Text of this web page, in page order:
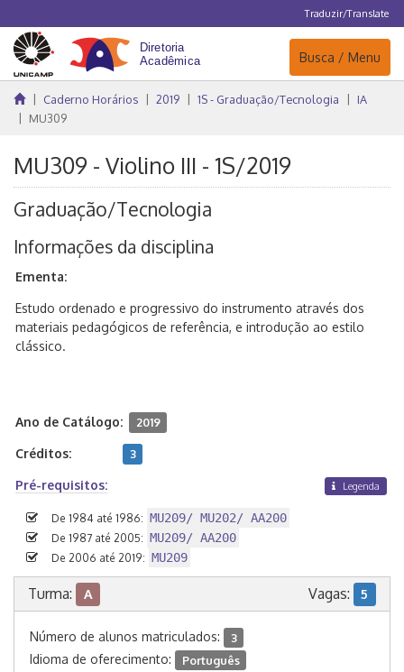
Traduzir/Translate
Navegação
Busca / Menu
Caderno Horários 2019 1S - Graduação/Tecnologia
IA
MU309
MU309 - Violino III - 1S/2019
Graduação/Tecnologia
Informações da disciplina
Ementa:
Estudo ordenado e progressivo do instrumento através dos
materiais pedagógicos de referência, e introdução ao estilo
clássico.
Ano de Catálogo: 2019
Créditos: 3
Pré-requisitos: Legenda
De 1984 até 1986: MU209/ MU202/ AA200
De 1987 até 2005: MU209/ AA200
De 2006 até 2019: MU209
Turma: A Vagas: 5
Número de alunos matriculados: 3
Idioma de oferecimento: Português